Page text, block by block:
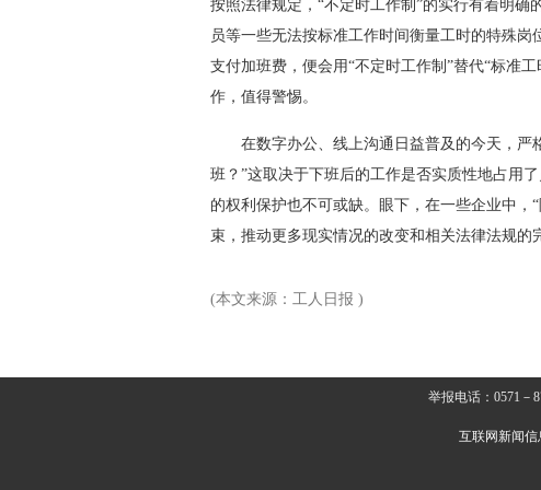
按照法律规定，“不定时工作制”的实行有着明
员等一些无法按标准工作时间衡量工时的特殊
支付加班费，便会用“不定时工作制”替代“标准
作，值得警惕。
在数字办公、线上沟通日益普及的今天，严
班？”这取决于下班后的工作是否实质性地占用
的权利保护也不可或缺。眼下，在一些企业中，
束，推动更多现实情况的改变和相关法律法规的
(本文来源：工人日报 )
举报电话：0571－
互联网新闻信